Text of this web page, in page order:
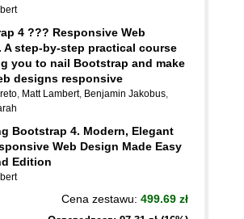
4 ??? Responsive Web
A step-by-step practical course
you to nail Bootstrap and make
designs responsive
, Matt Lambert, Benjamin Jakobus,
Bootstrap 4. Modern, Elegant
Web Design Made Easy
Edition
Cena zestawu: 499.69 zł